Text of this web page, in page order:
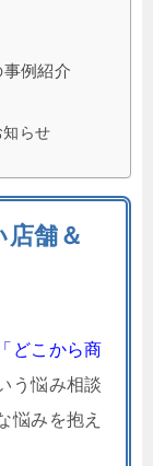
事例紹介
知らせ
舗＆
どこから商
う悩み相談
悩みを抱え